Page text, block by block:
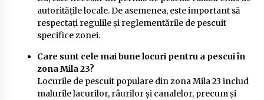
autoritățile locale. De asemenea, este important să
respectați regulile și reglementările de pescuit
specifice zonei.
Care sunt cele mai bune locuri pentru a pescui în
zona Mila 23?
Locurile de pescuit populare din zona Mila 23 includ
malurile lacurilor, râurilor și canalelor, precum și